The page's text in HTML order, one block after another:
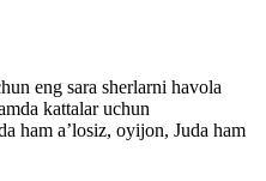
eng sara sherlarni havola
kattalar uchun
ham a’losiz, oyijon, Juda ham